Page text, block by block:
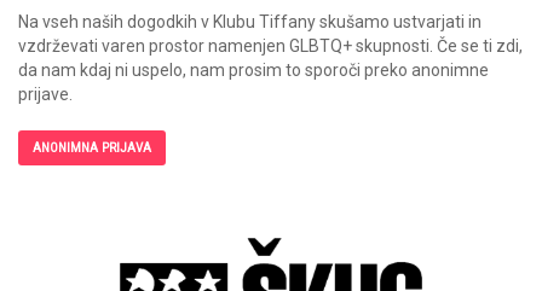
Na vseh naših dogodkih v Klubu Tiffany skušamo ustvarjati in
vzdrževati varen prostor namenjen GLBTQ+ skupnosti. Če se ti zdi,
da nam kdaj ni uspelo, nam prosim to sporoči preko anonimne
prijave.
ANONIMNA PRIJAVA